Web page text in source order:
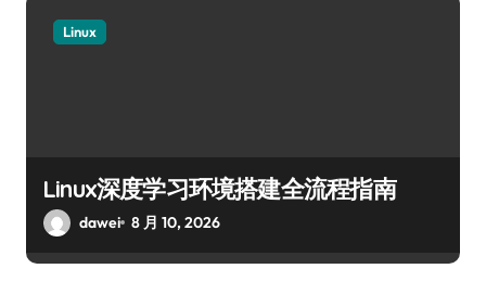
Linux
Linux深度学习环境搭建全流程指南
dawei 8 月 10, 2026